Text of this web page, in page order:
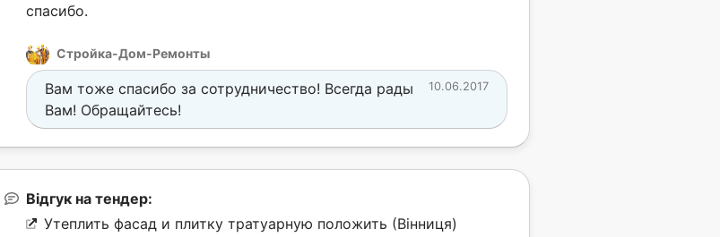
спасибо.
Стройка-Дом-Ремонты
10.06.2017
Вам тоже спасибо за сотрудничество! Всегда рады
Вам! Обращайтесь!
Відгук на тендер:
Утеплить фасад и плитку тратуарную положить (Вінниця)